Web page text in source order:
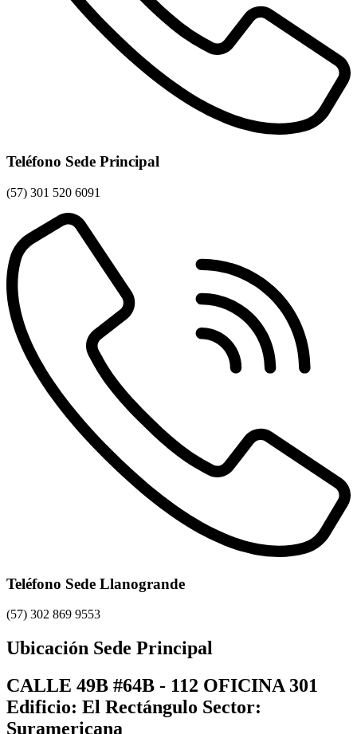
Teléfono Sede Principal
(57) 301 520 6091
Teléfono Sede Llanogrande
(57) 302 869 9553
Ubicación Sede Principal
CALLE 49B #64B - 112 OFICINA 301
Edificio: El Rectángulo Sector:
Suramericana